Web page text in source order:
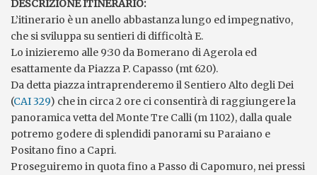
DESCRIZIONE ITINERARIO:
L’itinerario è un anello abbastanza lungo ed impegnativo,
che si sviluppa su sentieri di difficoltà E.
Lo inizieremo alle 9:30 da Bomerano di Agerola ed
esattamente da Piazza P. Capasso (mt 620).
Da detta piazza intraprenderemo il Sentiero Alto degli Dei
(CAI 329) che in circa 2 ore ci consentirà di raggiungere la
panoramica vetta del Monte Tre Calli (m 1102), dalla quale
potremo godere di splendidi panorami su Paraiano e
Positano fino a Capri.
Proseguiremo in quota fino a Passo di Capomuro, nei pressi